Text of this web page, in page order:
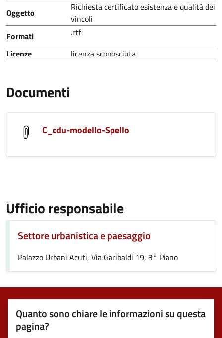
Oggetto
Richiesta certificato esistenza e qualità dei
vincoli
Formati
.rtf
Licenze
licenza sconosciuta
Documenti
C_cdu-modello-Spello
Ufficio responsabile
Settore urbanistica e paesaggio
Palazzo Urbani Acuti, Via Garibaldi 19, 3° Piano
Quanto sono chiare le informazioni su questa
pagina?